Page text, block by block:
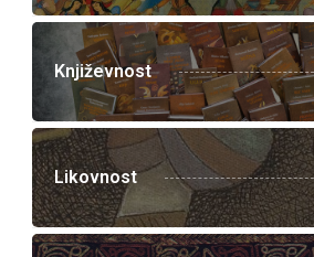
Književnost
Likovnost